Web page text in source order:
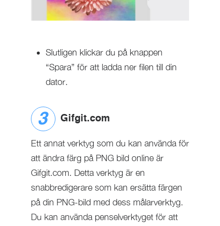
Slutligen klickar du på knappen
“Spara” för att ladda ner filen till din
dator.
Gifgit.com
Ett annat verktyg som du kan använda för
att ändra färg på PNG bild online är
Gifgit.com. Detta verktyg är en
snabbredigerare som kan ersätta färgen
på din PNG-bild med dess målarverktyg.
Du kan använda penselverktyget för att